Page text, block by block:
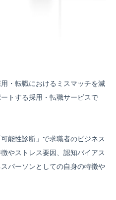
・転職におけるミスマッチを減
トする採用・転職サービスで
能性診断」で求職者のビジネス
やストレス要因、認知バイアス
パーソンとしての自身の特徴や